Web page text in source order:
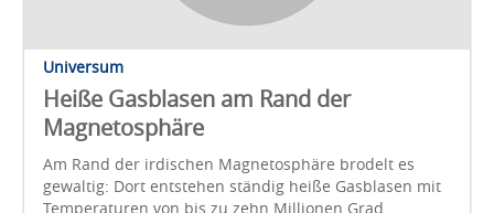
Universum
Heiße Gasblasen am Rand der
Magnetosphäre
Am Rand der irdischen Magnetosphäre brodelt es
gewaltig: Dort entstehen ständig heiße Gasblasen mit
Temperaturen von bis zu zehn Millionen Grad.